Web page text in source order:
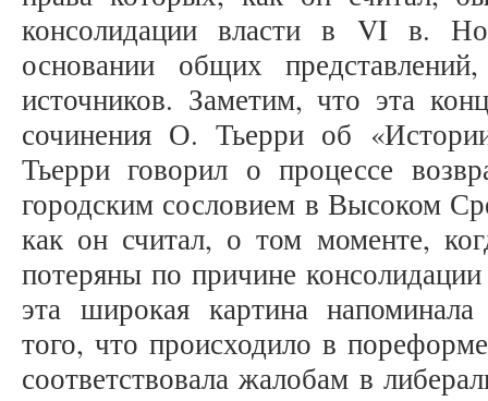
консолидации власти в VI в.
основании общих
источников. Заметим, что эта
сочинения О. Тьерри об
Тьерри говорил о процессе
городским сословием в Высоком
как он считал, о том моменте,
потеряны по причине
эта широкая картина напоминала
того, что происходило в
соответствовала жалобам в